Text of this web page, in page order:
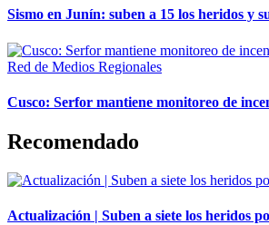
Sismo en Junín: suben a 15 los heridos y
Red de Medios Regionales
Cusco: Serfor mantiene monitoreo de
Recomendado
Actualización | Suben a siete los heridos